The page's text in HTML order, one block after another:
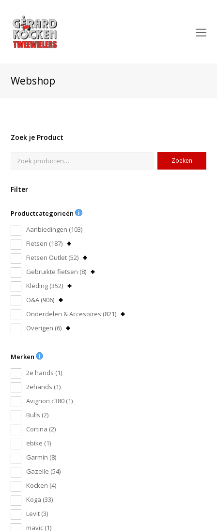
Webshop
Zoek je Product
Zoeken
Filter
Productcategorieën
Aanbiedingen (103)
Fietsen (187)
Fietsen Outlet (52)
Gebruikte fietsen (8)
Kleding (352)
O&A (906)
Onderdelen & Accesoires (821)
Overigen (6)
Merken
2e hands (1)
2ehands (1)
Avignon c380 (1)
Bulls (2)
Cortina (2)
ebike (1)
Garmin (8)
Gazelle (54)
Kocken (4)
Koga (33)
Levit (3)
mavic (1)